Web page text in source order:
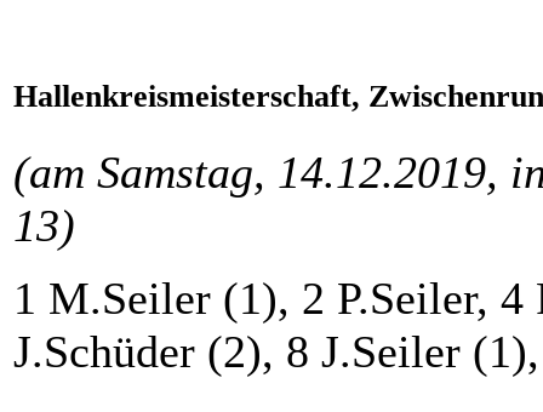
Hallenkreismeisterschaft,
(am Samstag, 14.12.2019,
13)
1 M.Seiler (1), 2 P.Seiler,
J.Schüder (2), 8 J.Seiler